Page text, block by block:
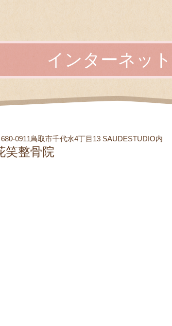
インターネッ
680-0911鳥取市千代水4丁目13 SAUDESTUDIO内
笑整骨院